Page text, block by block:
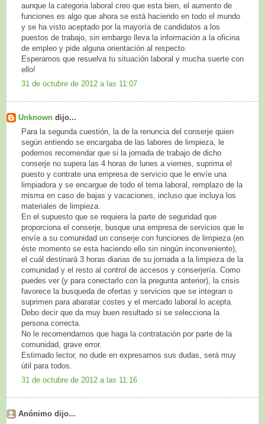
aunque la categoria laboral creo que esta bien, el aumento de
funciones es algo que ahora se está haciendo en todo el mundo
y se ha visto aceptado por la mayoría de candidatos a los
puestos de trabajo, sin embargo lleva la información a la oficina
de empleo y pide alguna orientación al respecto.
Esperamos que resuelva tu situación laboral y mucha suerte con
ello!
31 de octubre de 2012 a las 11:07
Unknown dijo...
Para la segunda cuestión, la de la renuncia del conserje quien
según entiendo se encargaba de las labores de limpieza, le
podemos recomendar que si la jornada de trabajo de dicho
conserje no supera las 4 horas de lunes a viernes, suprima el
puesto y contrate una empresa de servicio que le envíe una
limpiadora y se encargue de todo el tema laboral, remplazo de la
misma en caso de bajas y vacaciones, incluso que incluya los
materiales de limpieza.
En el supuesto que se requiera la parte de seguridad que
proporciona el conserje, busque una empresa de servicios que le
envíe a su comunidad un conserje con funciones de limpieza (en
éste momento se esta haciendo ello sin ningún inconveniente),
el cuál destinará 3 horas diarias de su jornada a la limpieza de la
comunidad y el resto al control de accesos y conserjería. Como
puedes ver (y para conectarlo con la pregunta anterior), la crisis
favorece la busqueda de ofertas y servicios que se integran o
suprimen para abaratar costes y el mercado laboral lo acepta.
Debo decir que da muy buen resultado si se selecciona la
persona correcta.
No le recomendamos que haga la contratación por parte de la
comunidad, grave error.
Estimado lector, no dude en expresarnos sus dudas, será muy
útil para todos.
31 de octubre de 2012 a las 11:16
Anónimo dijo...